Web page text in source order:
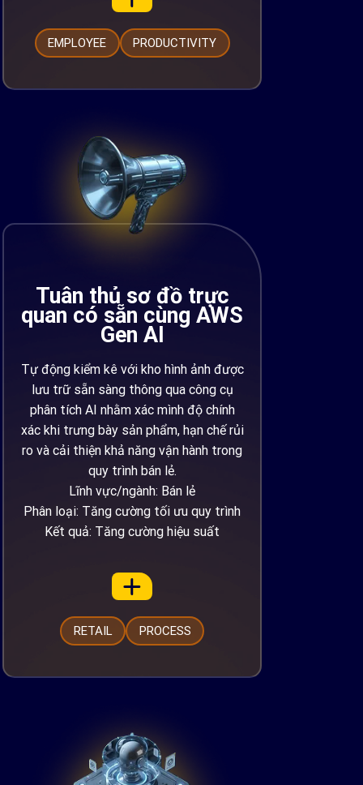
EMPLOYEE PRODUCTIVITY
Tuân thủ sơ đồ trực
quan có sẵn cùng AWS
Gen AI
Tự động kiểm kê với kho hình ảnh được
lưu trữ sẵn sàng thông qua công cụ
phân tích AI nhằm xác mình độ chính
xác khi trưng bày sản phẩm, hạn chế rủi
ro và cải thiện khả năng vận hành trong
quy trình bán lẻ.
Lĩnh vực/ngành: Bán lẻ
Phân loại: Tăng cường tối ưu quy trình
Kết quả: Tăng cường hiệu suất
RETAIL PROCESS